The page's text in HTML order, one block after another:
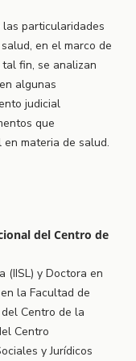
particularidades
en el marco de
fin, se analizan
algunas
judicial
que
materia de salud.
del Centro de
(IISL) y Doctora en
la Facultad de
Centro de la
Centro
y Jurídicos